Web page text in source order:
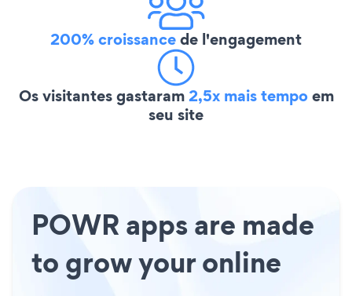
200% croissancede l'engagement
Os visitantes gastaram2,5x mais tempoem
seu site
POWR apps are made
to grow your online